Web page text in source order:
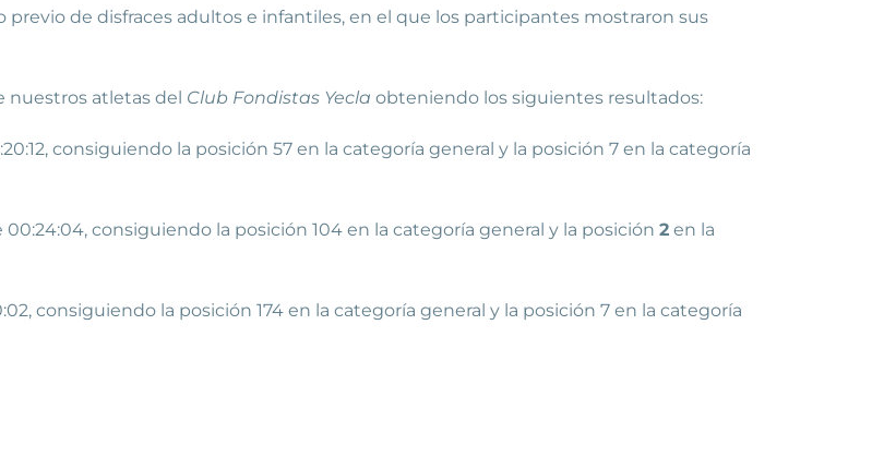
de disfraces adultos e infantiles, en el que los participantes mostraron sus
nuestros atletas del Club Fondistas Yecla obteniendo los siguientes resultados:
consiguiendo la posición 57 en la categoría general y la posición 7 en la categoría
consiguiendo la posición 104 en la categoría general y la posición 2 en la
consiguiendo la posición 174 en la categoría general y la posición 7 en la categoría